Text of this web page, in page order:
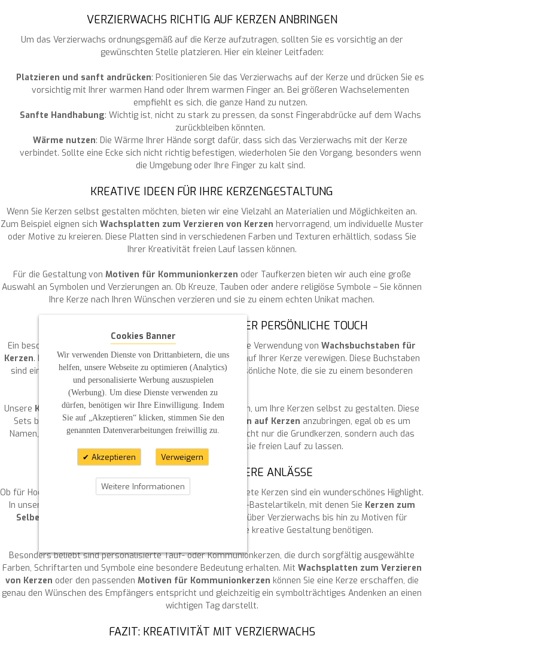
VERZIERWACHS RICHTIG AUF KERZEN ANBRINGEN
Um das Verzierwachs ordnungsgemäß auf die Kerze aufzutragen, sollten Sie es vorsichtig an der
gewünschten Stelle platzieren. Hier ein kleiner Leitfaden:
Platzieren und sanft andrücken: Positionieren Sie das Verzierwachs auf der Kerze und drücken Sie es
vorsichtig mit Ihrer warmen Hand oder Ihrem warmen Finger an. Bei größeren Wachselementen
empfiehlt es sich, die ganze Hand zu nutzen.
Sanfte Handhabung: Wichtig ist, nicht zu stark zu pressen, da sonst Fingerabdrücke auf dem Wachs
zurückbleiben könnten.
Wärme nutzen: Die Wärme Ihrer Hände sorgt dafür, dass sich das Verzierwachs mit der Kerze
verbindet. Sollte eine Ecke sich nicht richtig befestigen, wiederholen Sie den Vorgang, besonders wenn
die Umgebung oder Ihre Finger zu kalt sind.
KREATIVE IDEEN FÜR IHRE KERZENGESTALTUNG
Wenn Sie Kerzen selbst gestalten möchten, bieten wir eine Vielzahl an Materialien und Möglichkeiten an.
Zum Beispiel eignen sich Wachsplatten zum Verzieren von Kerzen hervorragend, um individuelle Muster
oder Motive zu kreieren. Diese Platten sind in verschiedenen Farben und Texturen erhältlich, sodass Sie
Ihrer Kreativität freien Lauf lassen können.
Für die Gestaltung von Motiven für Kommunionkerzen oder Taufkerzen bieten wir auch eine große
Auswahl an Symbolen und Verzierungen an. Ob Kreuze, Tauben oder andere religiöse Symbole – Sie können
Ihre Kerze nach Ihren Wünschen verzieren und sie zu einem echten Unikat machen.
WACHSBUCHSTABEN FÜR KERZEN – DER PERSÖNLICHE TOUCH
Ein besonders schöner Weg, Kerzen zu personalisieren, ist die Verwendung vonWachsbuchstaben für
Kerzen. Damit können Sie Namen, Daten oder kurze Sprüche auf Ihrer Kerze verewigen. Diese Buchstaben
sind einfach anzubringen und verleihen Ihrer Kerze eine persönliche Note, die sie zu einem besonderen
Geschenk macht.
Unsere Kerzen-Bastelsetsenthalten alles, was Sie benötigen, um Ihre Kerzen selbst zu gestalten. Diese
Sets bieten eine tolle Möglichkeit, individuelleVerzierungen auf Kerzen anzubringen, egal ob es um
Namen, Daten oder besondere Symbole geht. Sie erhalten nicht nur die Grundkerzen, sondern auch das
passende Verziermaterial, um Ihrer Fantasie freien Lauf zu lassen.
DIY-BASTELN FÜR BESONDERE ANLÄSSE
Ob für Hochzeiten, Taufen oder Kommunionen – selbst gestaltete Kerzen sind ein wunderschönes Highlight.
In unserem Onlineshop finden Sie eine breite Auswahl an DIY-Bastelartikeln, mit denen Sie Kerzen zum
Selbergestalten
kreieren können. Von Wachsbuchstaben über Verzierwachs bis hin zu Motiven für
besondere Anlässe ist alles dabei, was Sie für Ihre kreative Gestaltung benötigen.
Besonders beliebt sind personalisierte Tauf- oder Kommunionkerzen, die durch sorgfältig ausgewählte
Farben, Schriftarten und Symbole eine besondere Bedeutung erhalten. Mit Wachsplatten zum Verzieren
von Kerzen oder den passenden Motiven für Kommunionkerzen können Sie eine Kerze erschaffen, die
genau den Wünschen des Empfängers entspricht und gleichzeitig ein symbolträchtiges Andenken an einen
wichtigen Tag darstellt.
FAZIT: KREATIVITÄT MIT VERZIERWACHS
Cookies Banner
Wir verwenden Dienste von Drittanbietern, die uns
helfen, unsere Webseite zu optimieren (Analytics)
und personalisierte Werbung auszuspielen
(Werbung). Um diese Dienste verwenden zu
dürfen, benötigen wir Ihre Einwilligung. Indem
Sie auf „Akzeptieren“ klicken, stimmen Sie den
genannten Datenverarbeitungen freiwillig zu.
Akzeptieren Verweigern
Weitere Informationen